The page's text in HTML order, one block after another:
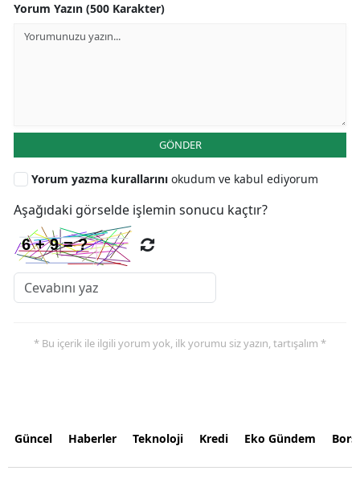
Yorum Yazın (500 Karakter)
GÖNDER
Yorum yazma kurallarını okudum ve kabul ediyorum
Aşağıdaki görselde işlemin sonucu kaçtır?
* Bu içerik ile ilgili yorum yok, ilk yorumu siz yazın, tartışalım *
Güncel Haberler Teknoloji Kredi Eko Gündem